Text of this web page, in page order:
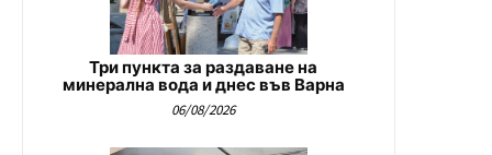
Три пункта за раздаване на
минерална вода и днес във Варна
06/08/2026